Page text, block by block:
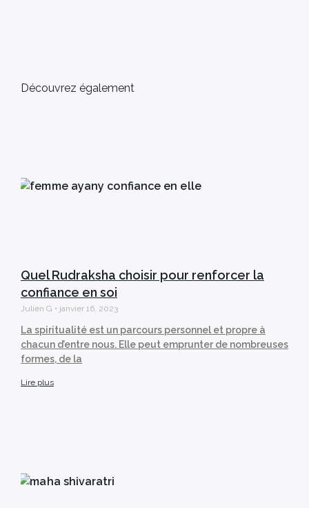
Découvrez également
Quel Rudraksha choisir pour renforcer la
confiance en soi
Julien G janvier 16, 2023
La spiritualité est un parcours personnel et propre à
chacun d’entre nous. Elle peut emprunter de nombreuses
formes, de la
Lire plus